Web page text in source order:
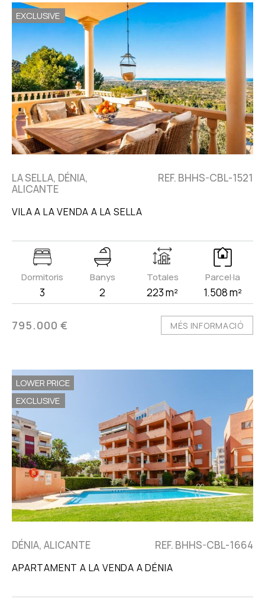
EXCLUSIVE
LA SELLA, DÉNIA,
ALICANTE
REF. BHHS-CBL-1521
VILA A LA VENDA A LA SELLA
Dormitoris
3
Banys
2
Totales
223 m²
Parcel·la
1.508 m²
795.000 € MÉS INFORMACIÓ
LOWER PRICE
EXCLUSIVE
DÉNIA, ALICANTE REF. BHHS-CBL-1664
APARTAMENT A LA VENDA A DÉNIA